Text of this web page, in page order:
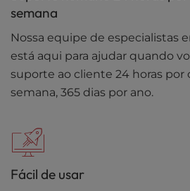
semana
Nossa equipe de especialistas
está aqui para ajudar quando
suporte ao cliente 24 horas por
semana, 365 dias por ano.
Fácil de usar